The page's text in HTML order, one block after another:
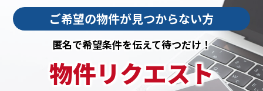
ご希望の物件が見つからない方
匿名で希望条件を伝えて待つだけ！
物件リクエスト